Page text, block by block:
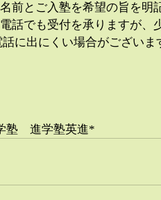
前とご入塾を希望の旨を明
話でも受付を承りますが、
話に出にくい場合がござい
塾　進学塾英進*